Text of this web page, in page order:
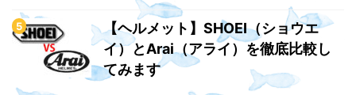
【ヘルメット】SHOEI（ショウエ
イ）とArai（アライ）を徹底比較し
てみます